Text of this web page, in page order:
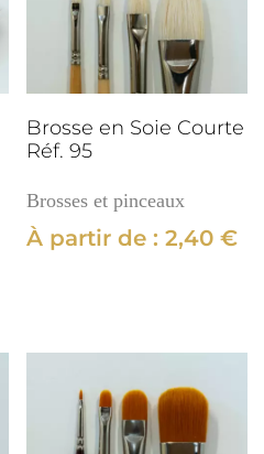
Brosse en Soie Courte
Réf. 95
Brosses et pinceaux
À partir de :2,40€